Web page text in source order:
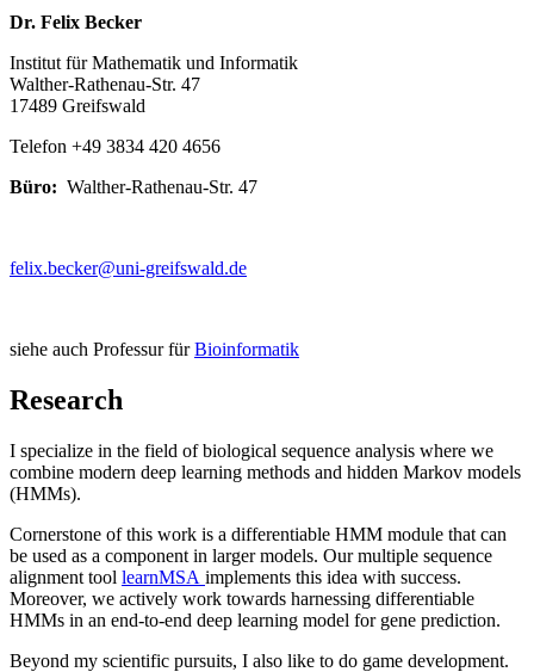
Dr. Felix Becker
Institut für Mathematik und Informatik
Walther-Rathenau-Str. 47
17489 Greifswald
Telefon +49 3834 420 4656
Büro: Walther-Rathenau-Str. 47
felix.becker@uni-greifswald.de
siehe auch Professur fürBioinformatik
Research
I specialize in the field of biological sequence analysis where we
combine modern deep learning methods and hidden Markov models
(HMMs).
Cornerstone of this work is a differentiable HMM module that can
be used as a component in larger models. Our multiple sequence
alignment tool learnMSA implements this idea with success.
Moreover, we actively work towards harnessing differentiable
HMMs in an end-to-end deep learning model for gene prediction.
Beyond my scientific pursuits, I also like to do game development.